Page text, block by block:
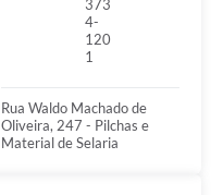
373
4-
120
1
Rua Waldo Machado de
Oliveira, 247 - Pilchas e
Material de Selaria